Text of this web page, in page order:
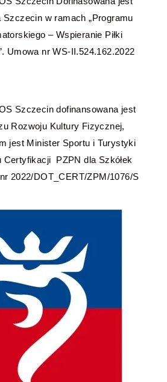
w ramach „Programu
– Wspieranie Piłki
Umowa nr WS-II.524.162.2022
Szczecin dofinansowana jest
Rozwoju Kultury Fizycznej,
jest Minister Sportu i Turystyki
Certyfikacji PZPN dla Szkółek
2022/DOT_CERT/ZPM/1076/S